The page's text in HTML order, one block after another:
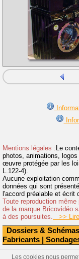
Dossiers & Schémas
Fabricants |
Mentions légales :Le
photos, animations,
œuvre protégée par les
L.122-4).
Aucune exploitation
données qui sont
l'accord préalable et écrit
Toute reproduction
de la marque Bricovidéo
à des poursuites.
>>
Les cookies nous